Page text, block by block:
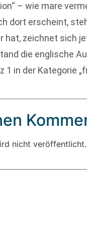
– wie mare
dort erscheint,
hat, zeichnet sich
die englische
1 in der Kategorie
nicht veröffentlicht.